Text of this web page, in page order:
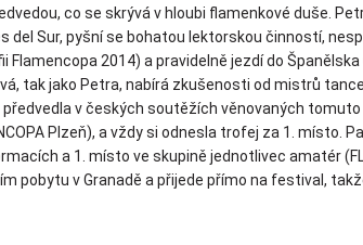
co se skrývá v hloubi flamenkové duše.
del Sur, pyšní se bohatou lektorskou činností,
Flamencopa 2014) a pravidelně jezdí do
tak jako Petra, nabírá zkušenosti od mistrů
v českých soutěžích věnovaných
Plzeň), a vždy si odnesla trofej za 1. místo.
a 1. místo ve skupině jednotlivec amatér
pobytu v Granadě a přijede přímo na festival,